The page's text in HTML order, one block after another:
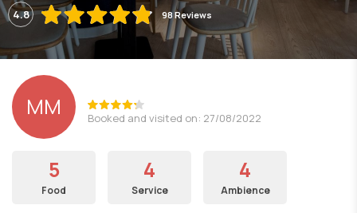
4.8 98 Reviews
MM Booked and visited on: 27/08/2022
5
Food
4
Service
4
Ambience